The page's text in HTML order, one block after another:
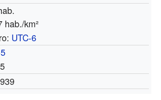
hab./km²
UTC-6